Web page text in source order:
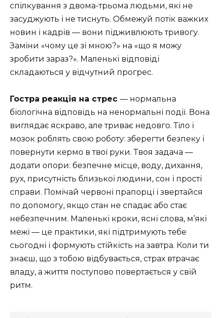
спілкування з двома-трьома людьми, які не
засуджують і не тиснуть. Обмежуй потік важких
новин і кадрів — вони підживлюють тривогу.
Заміни «чому це зі мною?» на «що я можу
зробити зараз?». Маленькі відповіді
складаються у відчутний прогрес.
Гостра реакція на стрес — нормальна
біологічна відповідь на ненормальні події. Вона
виглядає яскраво, але триває недовго. Тіло і
мозок роблять свою роботу: зберегти безпеку і
повернути кермо в твої руки. Твоя задача —
додати опори: безпечне місце, воду, дихання,
рух, присутність близької людини, сон і прості
справи. Помічай червоні прапорці і звертайся
по допомогу, якщо стан не спадає або стає
небезпечним. Маленькі кроки, ясні слова, м’які
межі — це практики, які підтримують тебе
сьогодні і формують стійкість на завтра. Коли ти
знаєш, що з тобою відбувається, страх втрачає
владу, а життя поступово повертається у свій
ритм.